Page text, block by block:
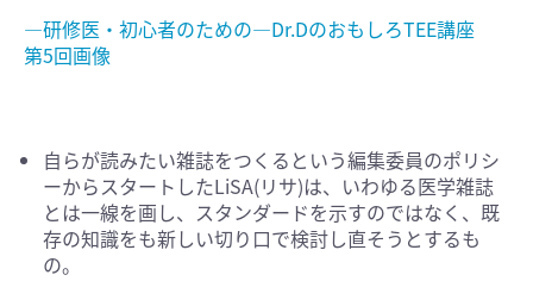
―研修医・初心者のための―Dr.DのおもしろTEE講座
第5回画像
自らが読みたい雑誌をつくるという編集委員のポリシ
ーからスタートしたLiSA(リサ)は、いわゆる医学雑誌
とは一線を画し、スタンダードを示すのではなく、既
存の知識をも新しい切り口で検討し直そうとするも
の。